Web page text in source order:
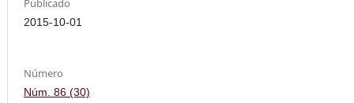
Publicado
2015-10-01
Número
Núm. 86 (30)